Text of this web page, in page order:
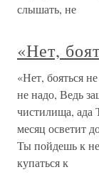
слышать, не
«Нет,
«Нет, бояться
не надо, Ведь
чистилища,
месяц осветит
Ты пойдешь к
купаться к